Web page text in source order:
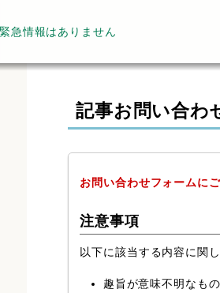
緊急情報はありません
記事お問い合わ
お問い合わせフォームに
注意事項
以下に該当する内容に関
趣旨が意味不明なも